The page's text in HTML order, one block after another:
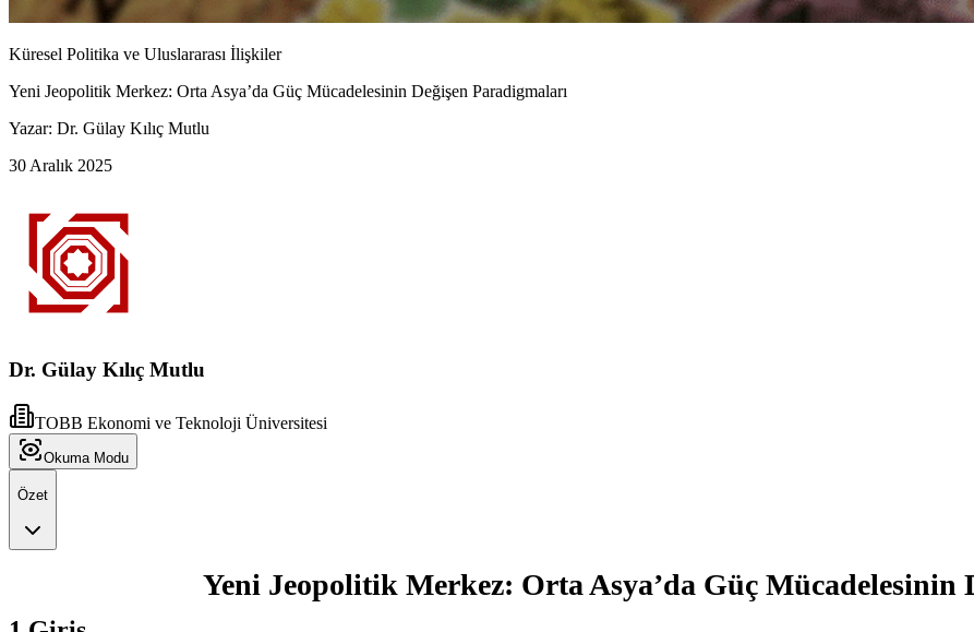
Küresel Politika ve Uluslararası İlişkiler
Yeni Jeopolitik Merkez: Orta Asya’da Güç Mücadelesinin Değişen Paradigmaları
Yazar: Dr. Gülay Kılıç Mutlu
30 Aralık 2025
Dr. Gülay Kılıç Mutlu
TOBB Ekonomi ve Teknoloji Üniversitesi
Okuma Modu
Özet
Yeni Jeopolitik Merkez: Orta Asya’da Güç Mücadelesinin